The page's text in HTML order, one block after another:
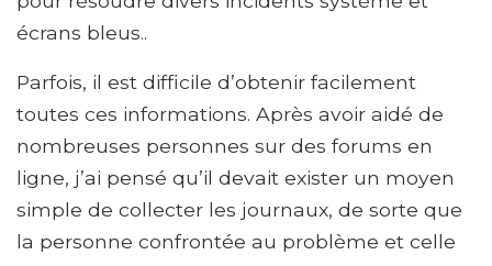
écrans bleus..
Parfois, il est difficile d’obtenir facilement
toutes ces informations. Après avoir aidé de
nombreuses personnes sur des forums en
ligne, j’ai pensé qu’il devait exister un moyen
simple de collecter les journaux, de sorte que
la personne confrontée au problème et celle